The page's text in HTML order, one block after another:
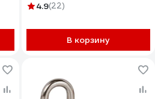
4.9(22)
В корзину